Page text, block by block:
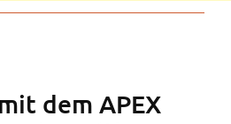
dem APEX